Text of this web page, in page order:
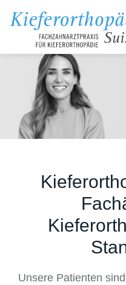
Unsere Patienten